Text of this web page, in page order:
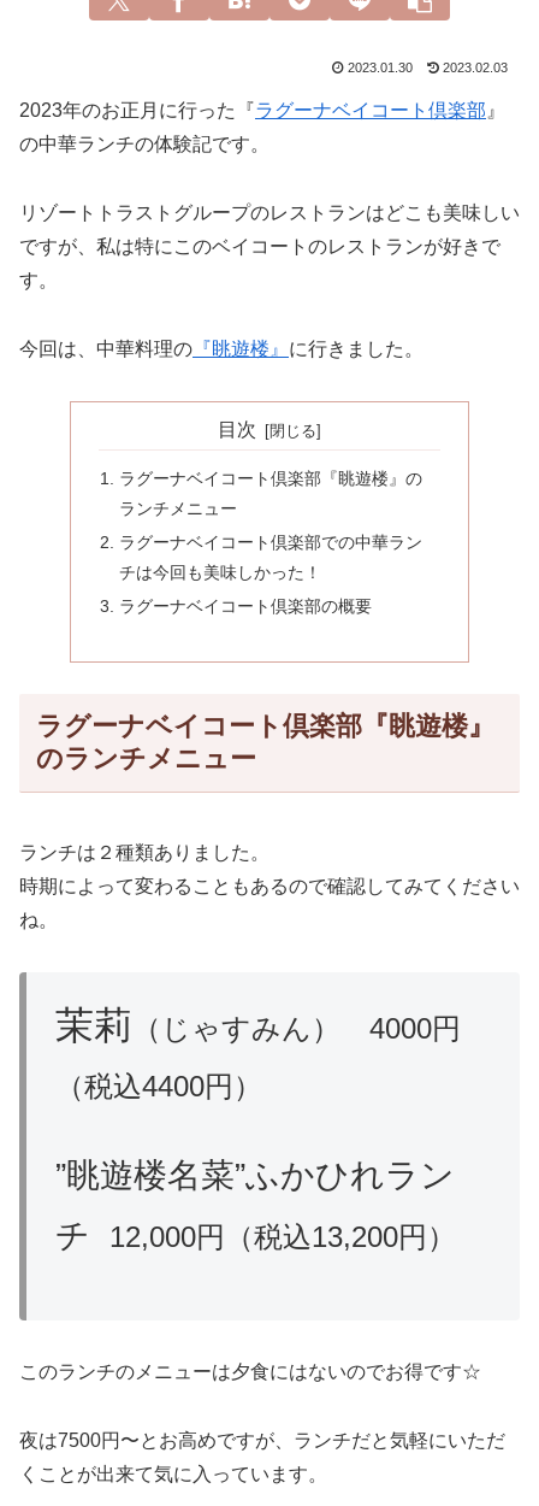
2023.01.30 2023.02.03
2023年のお正月に行った『ラグーナベイコート倶楽部 』
の中華ランチの体験記です。
リゾートトラストグループのレストランはどこも美味しい
ですが、私は特にこのベイコートのレストランが好きで
す。
今回は、中華料理の 『眺遊楼』 に行きました。
目次
ラグーナベイコート倶楽部『眺遊楼』の
ランチメニュー
ラグーナベイコート倶楽部での中華ラン
チは今回も美味しかった！
ラグーナベイコート倶楽部の概要
ラグーナベイコート倶楽部『眺遊楼』
のランチメニュー
ランチは２種類ありました。
時期によって変わることもあるので確認してみてください
ね。
茉莉 （じゃすみん） 4000円
（税込4400円）
”眺遊楼名菜”ふかひれラン
チ
12,000円（税込13,200円）
このランチのメニューは夕食にはないのでお得です☆
夜は7500円〜とお高めですが、ランチだと気軽にいただ
くことが出来て気に入っています。